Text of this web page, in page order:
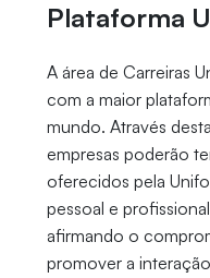
Plataforma
A área de Carreiras
com a maior
mundo. Através
empresas poderão
oferecidos pela
pessoal e
afirmando o
promover a